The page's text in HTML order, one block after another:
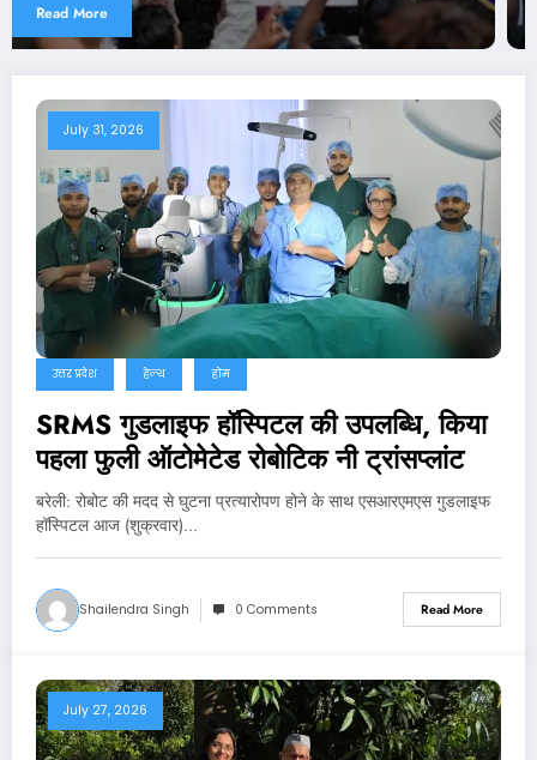
Read More
July 31, 2026
उत्तर प्रदेश हेल्थ होम
SRMS गुडलाइफ हॉस्पिटल की उपलब्धि, किया
पहला फुली ऑटोमेटेड रोबोटिक नी ट्रांसप्लांट
बरेली: रोबोट की मदद से घुटना प्रत्यारोपण होने के साथ एसआरएमएस गुडलाइफ
हॉस्पिटल आज (शुक्रवार)…
Shailendra Singh 0 Comments Read More
July 27, 2026